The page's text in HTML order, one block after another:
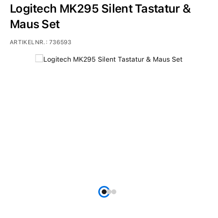
Bildergalerie überspringen
Logitech MK295 Silent Tastatur &
Maus Set
ARTIKELNR.:736593